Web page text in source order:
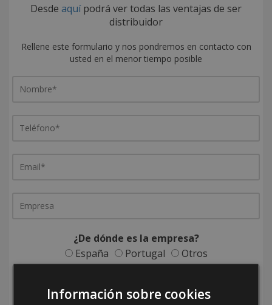
Desde aquípodrá ver todas las ventajas de ser
distribuidor
Rellene este formulario y nos pondremos en contacto con
usted en el menor tiempo posible
¿De dónde es la empresa?
España
Portugal Otros
Información sobre cookies